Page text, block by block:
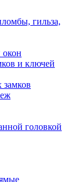
гильза,
окон
и ключей
замков
головкой